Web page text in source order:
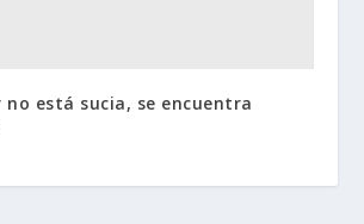
no está sucia, se encuentra